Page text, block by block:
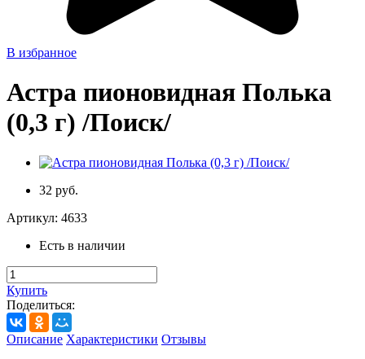
В избранное
Астра пионовидная Полька
(0,3 г) /Поиск/
32 руб.
Артикул: 4633
Есть в наличии
Купить
Поделиться:
Описание Характеристики Отзывы